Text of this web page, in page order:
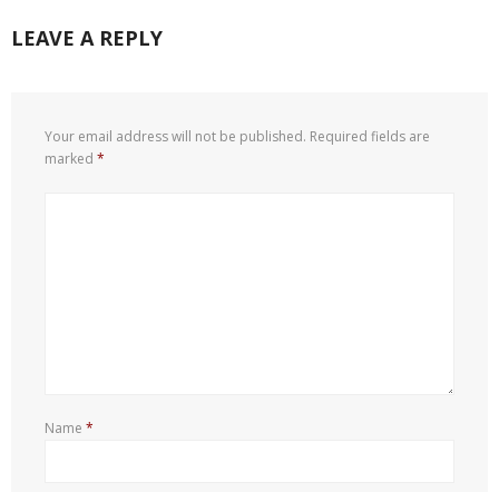
LEAVE A REPLY
Your email address will not be published. Required fields are
marked *
Name *